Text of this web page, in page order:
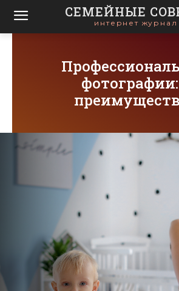
СЕМЕЙНЫЕ
интернет журнал